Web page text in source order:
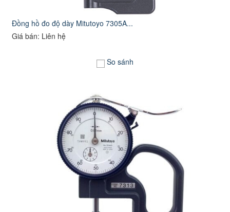
Đồng hồ đo độ dày Mitutoyo 7305A...
Giá bán: Liên hệ
So sánh